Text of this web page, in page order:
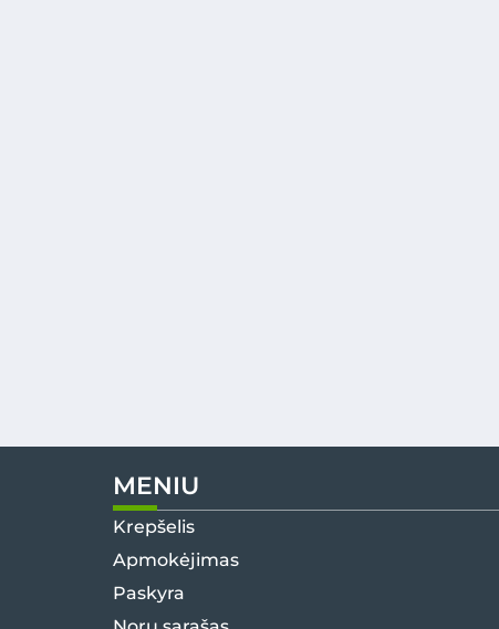
MENIU
Krepšelis
Apmokėjimas
Paskyra